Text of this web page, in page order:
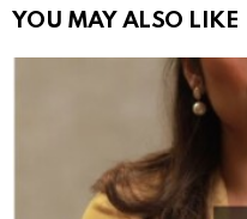
YOU MAY ALSO LIKE